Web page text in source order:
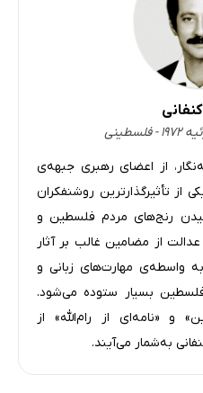
از اعضای رهبری جبهه‌ی
از تأثیرگذارترین روشنفکران
رنج‌های مردم فلسطین و
از مضامین غالب بر آثار
واسطه‌ی مهارت‌های زبانی و
بسیار ستوده می‌شود.
و «نامه‌ای از رام‌الله» از
به‌شمار می‌آیند.